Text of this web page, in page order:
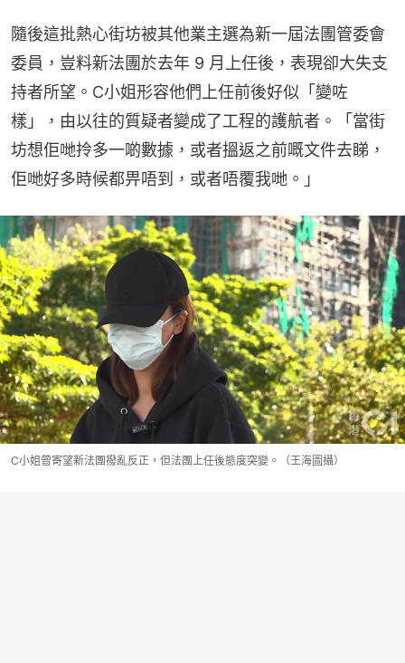
隨後這批熱心街坊被其他業主選為新一屆法團管委會
委員，豈料新法團於去年 9 月上任後，表現卻大失支
持者所望。C小姐形容他們上任前後好似「變咗
樣」，由以往的質疑者變成了工程的護航者。「當街
坊想佢哋拎多一啲數據，或者搵返之前嘅文件去睇，
佢哋好多時候都畀唔到，或者唔覆我哋。」
C小姐曾寄望新法團撥亂反正，但法團上任後態度突變。（王海圖攝）